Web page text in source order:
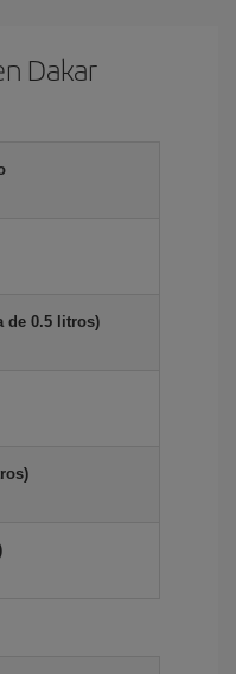
Dakar
de 0.5 litros)